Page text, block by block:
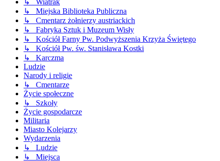
↳ Miejska Biblioteka Publiczna
↳ Cmentarz żołnierzy austriackich
↳ Fabryka Sztuk i Muzeum Wisły
↳ Kościół Farny Pw. Podwyższenia Krzyża Świętego
↳ Kościół Pw. św. Stanisława Kostki
↳ Karczma
Ludzie
Narody i religie
↳ Cmentarze
Życie społeczne
↳ Szkoły
Życie gospodarcze
Militaria
Miasto Kolejarzy
Wydarzenia
↳ Ludzie
↳ Miejsca